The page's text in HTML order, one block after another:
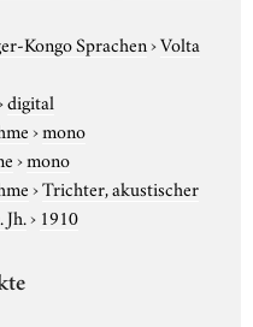
Kongo Sprachen›Volta
digital
›mono
›mono
›Trichter, akustischer
Jh.› 1910